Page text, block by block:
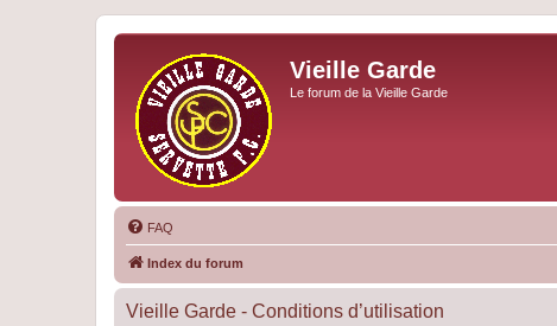
Vieille Garde
Le forum de la Vieille Garde
FAQ
Index du forum
Vieille Garde - Conditions d’utilisation